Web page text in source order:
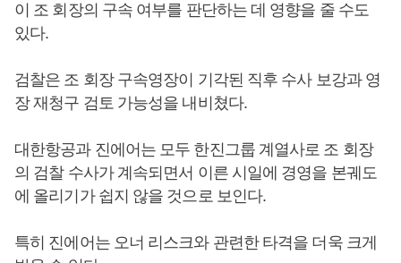
이 조 회장의 구속 여부를 판단하는 데 영향을 줄 수도
있다.
검찰은 조 회장 구속영장이 기각된 직후 수사 보강과 영
장 재청구 검토 가능성을 내비쳤다.
대한항공과 진에어는 모두 한진그룹 계열사로 조 회장
의 검찰 수사가 계속되면서 이른 시일에 경영을 본궤도
에 올리기가 쉽지 않을 것으로 보인다.
특히 진에어는 오너 리스크와 관련한 타격을 더욱 크게